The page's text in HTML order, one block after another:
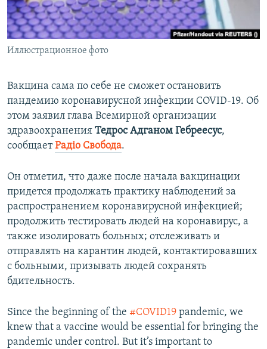
ПОБЕДИТЕЛЕЙ НЕ СУДЯТ?
КРЫМ.НЕПОКОРЕННЫЙ
ELIFBE
ПРИСОЕДИНЯЙТЕСЬ!
Все сайты RFE/RL
Иллюстрационное фото
Вакцина сама по себе не сможет остановить
пандемию коронавирусной инфекции COVID-19. Об
этом заявил глава Всемирной организации
здравоохранения Тедрос Адганом Гебреесус,
сообщаетРадіо Свобода.
Он отметил, что даже после начала вакцинации
придется продолжать практику наблюдений за
распространением коронавирусной инфекцией;
продолжить тестировать людей на коронавирус, а
также изолировать больных; отслеживать и
отправлять на карантин людей, контактировавших
с больными, призывать людей сохранять
бдительность.
Since the beginning of the #COVID19 pandemic, we
knew that a vaccine would be essential for bringing the
pandemic under control. But it’s important to